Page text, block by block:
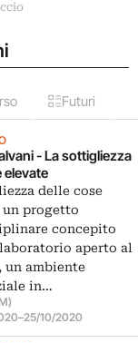
Futuri
- La sottigliezza
elevate
delle cose
un progetto
concepito
aperto al
un ambiente
in…
–25/10/2020